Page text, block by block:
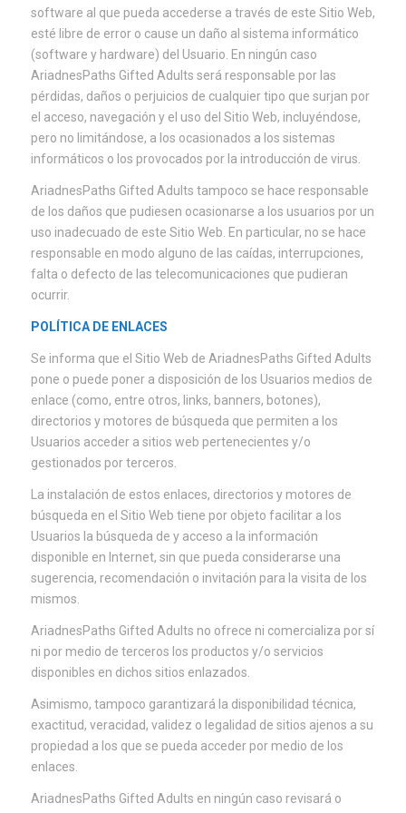
software al que pueda accederse a través de este Sitio Web,
esté libre de error o cause un daño al sistema informático
(software y hardware) del Usuario. En ningún caso
AriadnesPaths Gifted Adults será responsable por las
pérdidas, daños o perjuicios de cualquier tipo que surjan por
el acceso, navegación y el uso del Sitio Web, incluyéndose,
pero no limitándose, a los ocasionados a los sistemas
informáticos o los provocados por la introducción de virus.
AriadnesPaths Gifted Adults tampoco se hace responsable
de los daños que pudiesen ocasionarse a los usuarios por un
uso inadecuado de este Sitio Web. En particular, no se hace
responsable en modo alguno de las caídas, interrupciones,
falta o defecto de las telecomunicaciones que pudieran
ocurrir.
POLÍTICA DE ENLACES
Se informa que el Sitio Web de AriadnesPaths Gifted Adults
pone o puede poner a disposición de los Usuarios medios de
enlace (como, entre otros, links, banners, botones),
directorios y motores de búsqueda que permiten a los
Usuarios acceder a sitios web pertenecientes y/o
gestionados por terceros.
La instalación de estos enlaces, directorios y motores de
búsqueda en el Sitio Web tiene por objeto facilitar a los
Usuarios la búsqueda de y acceso a la información
disponible en Internet, sin que pueda considerarse una
sugerencia, recomendación o invitación para la visita de los
mismos.
AriadnesPaths Gifted Adults no ofrece ni comercializa por sí
ni por medio de terceros los productos y/o servicios
disponibles en dichos sitios enlazados.
Asimismo, tampoco garantizará la disponibilidad técnica,
exactitud, veracidad, validez o legalidad de sitios ajenos a su
propiedad a los que se pueda acceder por medio de los
enlaces.
AriadnesPaths Gifted Adults en ningún caso revisará o